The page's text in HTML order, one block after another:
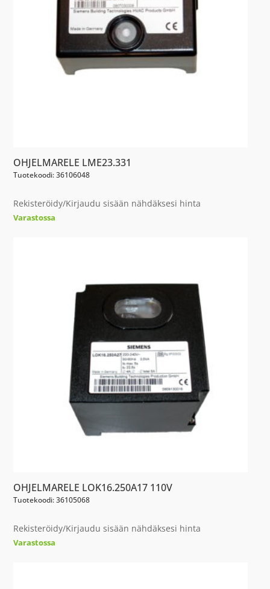
OHJELMARELE LME23.331
Tuotekoodi: 36106048
Rekisteröidy/Kirjaudu sisään nähdäksesi hinta
Varastossa
OHJELMARELE LOK16.250A17 110V
Tuotekoodi: 36105068
Rekisteröidy/Kirjaudu sisään nähdäksesi hinta
Varastossa